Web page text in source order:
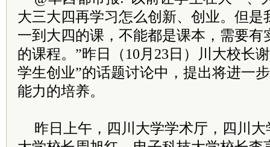
大三大四再学习怎么创新、创业。但是
一到大四的课，不能都是课本，需要有
的课程。”昨日（10月23日）川大校长
学生创业”的话题讨论中，提出将进一
能力的培养。
昨日上午，四川大学学术厅，四川